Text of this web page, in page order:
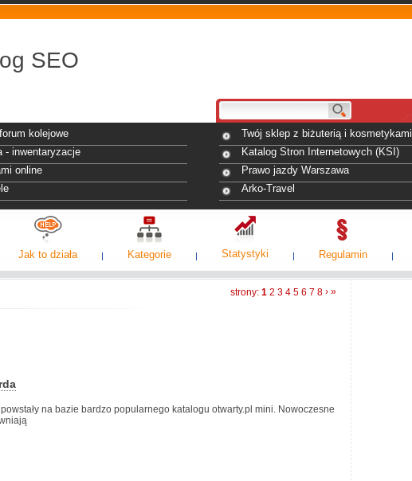
SEO
kolejowe
Twój sklep z biżuterią i kosmetykami
- inwentaryzacje
Katalog Stron Internetowych (KSI)
online
Prawo jazdy Warszawa
Arko-Travel
Jak to działa Kategorie Statystyki Regulamin
strony: 1 2 3 4 5 6 7 8 › »
na bazie bardzo popularnego katalogu otwarty.pl mini. Nowoczesne